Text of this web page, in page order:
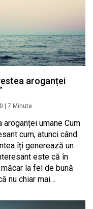
aroganței
7 Minute
umane Cum
cum, atunci când
îți generează un
este că în
la fel de bună
nu chiar mai…